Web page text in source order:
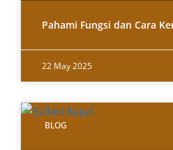
Pahami Fungsi dan Cara
22 May 2025
BLOG